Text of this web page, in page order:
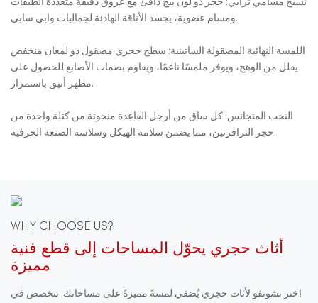
نسيج مسامي ترابي: حجر ذو لون بيج دافئ مع عروق دقيقة متعددة الطبقات
ومسام عضوية، يجسد الأناقة الهادئة لجماليات وابي سابي.
اللمسة النهائية المصقولة الساتينية: سطح حجري مصقول ذو لمعان منخفض
يقلل من الوهج، ويوفر ملمسًا ناعمًا، ويقاوم بصمات الأصابع للحصول على
مظهر أنيق باستمرار.
النحت المتجانس: كل ساق من أرجل القاعدة منحوتة من كتلة واحدة من
حجر الترافرتين، مما يضمن سلامة الهيكل وسلاسة الصنعة الحرفية.
WHY CHOOSE US?
أثاث حجري يحوّل المساحات إلى قطع فنية
مميزة
اختر تشونفو لأثاث حجري يُضفي لمسةً مميزةً على مساحاتك. نتخصص في